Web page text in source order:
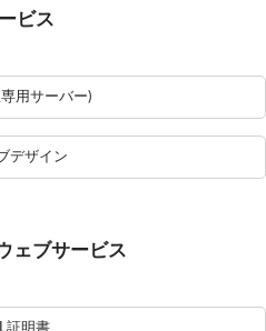
ビス
用サーバー)
デザイン
ェブサービス
証明書